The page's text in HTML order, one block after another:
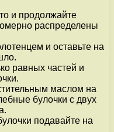
и продолжайте
распределены
и оставьте на
равных частей и
маслом на
булочки с двух
подавайте на